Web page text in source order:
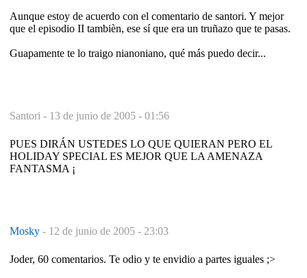
Aunque estoy de acuerdo con el comentario de santori. Y mejor
que el episodio II tambièn, ese sí que era un truñazo que te pasas.
Guapamente te lo traigo nianoniano, qué más puedo decir...
Santori - 13 de junio de 2005 - 01:56
PUES DIRÁN USTEDES LO QUE QUIERAN PERO EL
HOLIDAY SPECIAL ES MEJOR QUE LA AMENAZA
FANTASMA ¡
Mosky - 12 de junio de 2005 - 23:03
Joder, 60 comentarios. Te odio y te envidio a partes iguales ;>